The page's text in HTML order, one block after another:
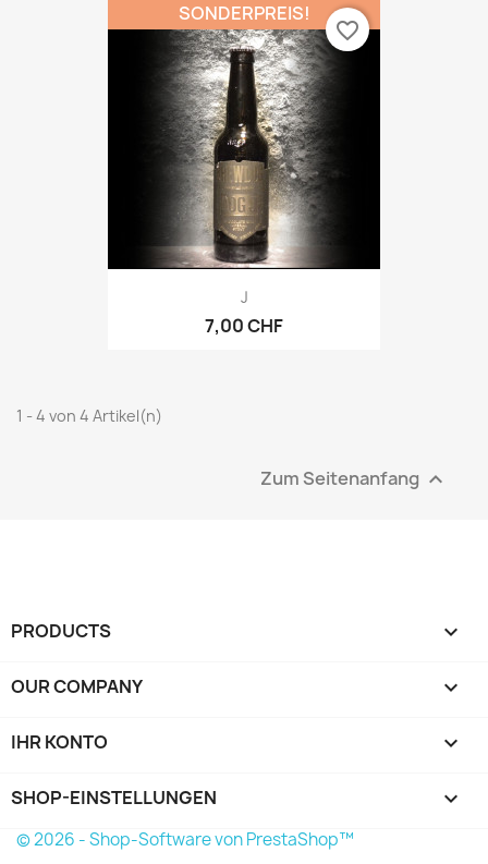
J
7,00 CHF
SONDERPREIS!
favorite_border
1 - 4 von 4 Artikel(n)
Zum Seitenanfang 
PRODUCTS 
OUR COMPANY 
IHR KONTO 
SHOP-EINSTELLUNGEN keyboard_arrow_down
© 2026 - Shop-Software von PrestaShop™